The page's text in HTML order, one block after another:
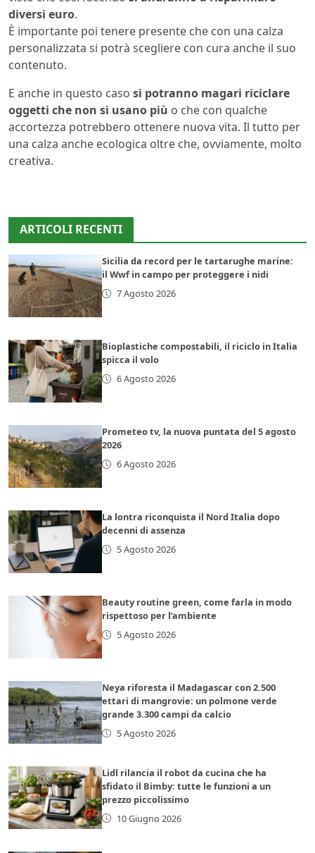
diversi euro.
È importante poi tenere presente che con una calza
personalizzata si potrà scegliere con cura anche il suo
contenuto.
E anche in questo caso si potranno magari riciclare
oggetti che non si usano più o che con qualche
accortezza potrebbero ottenere nuova vita. Il tutto per
una calza anche ecologica oltre che, ovviamente, molto
creativa.
ARTICOLI RECENTI
Sicilia da record per le tartarughe marine:
il Wwf in campo per proteggere i nidi
7 Agosto 2026
Bioplastiche compostabili, il riciclo in Italia
spicca il volo
6 Agosto 2026
Prometeo tv, la nuova puntata del 5 agosto
2026
6 Agosto 2026
La lontra riconquista il Nord Italia dopo
decenni di assenza
5 Agosto 2026
Beauty routine green, come farla in modo
rispettoso per l’ambiente
5 Agosto 2026
Neya riforesta il Madagascar con 2.500
ettari di mangrovie: un polmone verde
grande 3.300 campi da calcio
5 Agosto 2026
Lidl rilancia il robot da cucina che ha
sfidato il Bimby: tutte le funzioni a un
prezzo piccolissimo
10 Giugno 2026